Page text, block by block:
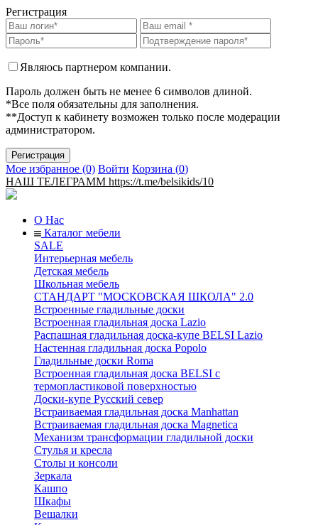
Регистрация
Являюсь партнером компании.
Пароль должен быть не менее 6 символов длиной.
*Все поля обязательны для заполнения.
**Доступ к кабинету возможен только после модерации
администратором.
Мое избранное (0) Войти Корзина (0)
НАШ ТЕЛЕГРАММ https://t.me/belsikids/10
О Нас
Каталог мебели
SALE
Интерьерная мебель
Детская мебель
Школьная мебель
СТАНДАРТ "МОСКОВСКАЯ ШКОЛА" 2.0
Встроенные гладильные доски
Встроенная гладильная доска Lazio
Распашная гладильная доска-купе BELSI Lazio
Настенная гладильная доска Popolo
Гладильные доски Roma
Встроенная гладильная доска BELSI с
термопластиковой поверхностью
Доски-купе Русский север
Встраиваемая гладильная доска Manhattan
Встраиваемая гладильная доска Magnetica
Механизм трансформации гладильной доски
Стyлья и кресла
Столы и консоли
Зеркала
Кашпо
Шкафы
Вешалки